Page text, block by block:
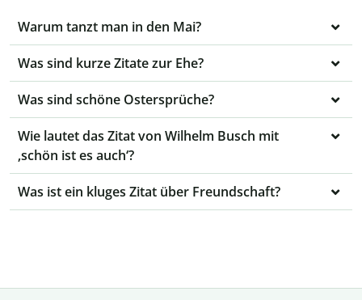
Warum tanzt man in den Mai?
Was sind kurze Zitate zur Ehe?
Was sind schöne Ostersprüche?
Wie lautet das Zitat von Wilhelm Busch mit
‚schön ist es auch‘?
Was ist ein kluges Zitat über Freundschaft?